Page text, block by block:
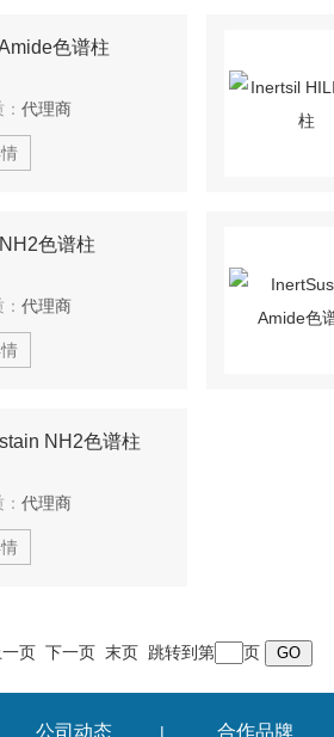
色谱柱
代理商
色谱柱
代理商
NH2色谱柱
代理商
页 下一页 末页 跳转到第 页
公司动态 | 合作品牌